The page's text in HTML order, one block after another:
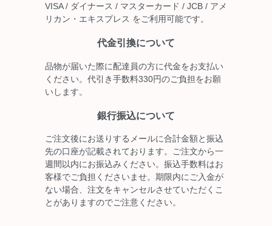
VISA / ダイナース / マスターカード / JCB / アメ
リカン・エキスプレス をご利用可能です。
代金引換について
品物が届いた際に配達員の方に代金をお支払い
ください。代引き手数料330円のご負担をお願
いします。
銀行振込について
ご注文後にお送りするメールに合計金額と振込
先の口座が記載されております。ご注文から一
週間以内にお振込みください。振込手数料はお
客様でご負担くださいませ。期限内にご入金が
ない場合、注文をキャンセルさせていただくこ
とがありますのでご注意ください。